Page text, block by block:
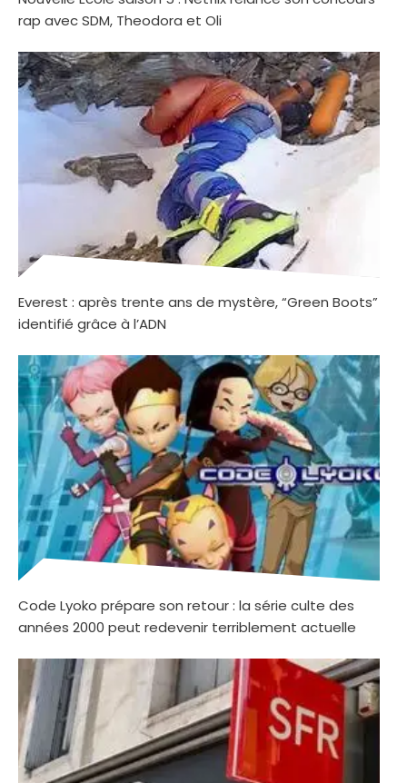
rap avec SDM, Theodora et Oli
Everest : après trente ans de mystère, “Green Boots”
identifié grâce à l’ADN
Code Lyoko prépare son retour : la série culte des
années 2000 peut redevenir terriblement actuelle